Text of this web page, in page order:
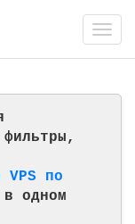
VPS по
одном